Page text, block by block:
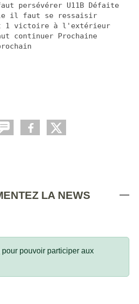
persévérer U11B Défaite
il faut se ressaisir
1 victoire à l'extérieur
continuer Prochaine
LA NEWS
pour pouvoir participer aux